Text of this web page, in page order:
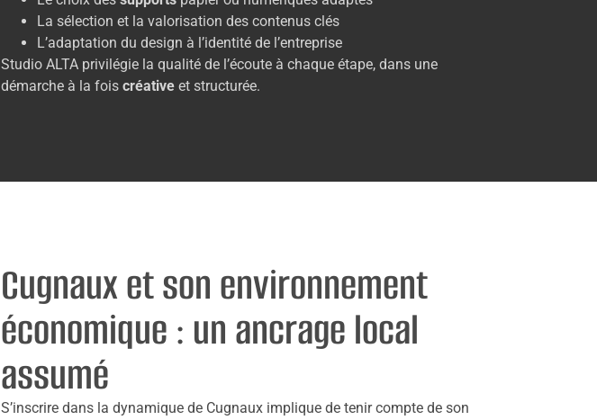
La sélection et la valorisation des contenus clés
L’adaptation du design à l’identité de l’entreprise
Studio ALTA privilégie la qualité de l’écoute à chaque étape, dans une
démarche à la fois créative et structurée.
Cugnaux et son environnement
économique : un ancrage local
assumé
S’inscrire dans la dynamique de Cugnaux implique de tenir compte de son